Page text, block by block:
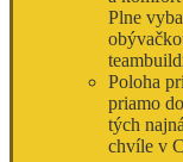
Plne
Poloha
priamo
tých
chvíle v